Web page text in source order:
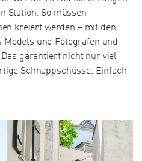
Station. So müssen
kreiert werden – mit den
und Fotografen und
garantiert nicht nur viel
Schnappschüsse. Einfach